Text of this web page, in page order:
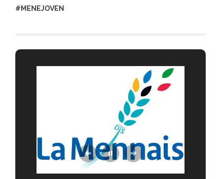
#MENEJOVEN